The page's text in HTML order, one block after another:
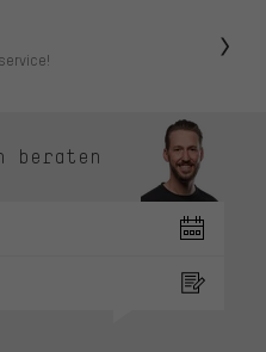
beraten